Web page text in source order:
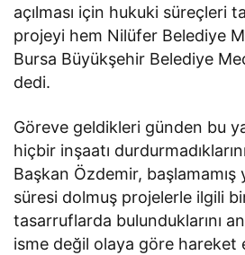
açılması için hukuki süreçleri
projeyi hem Nilüfer Belediye
Bursa Büyükşehir Belediye
dedi.
Göreve geldikleri günden bu
hiçbir inşaatı
Başkan Özdemir, başlamamış
süresi dolmuş projelerle ilgili
tasarruflarda bulunduklarını
isme değil olaya göre